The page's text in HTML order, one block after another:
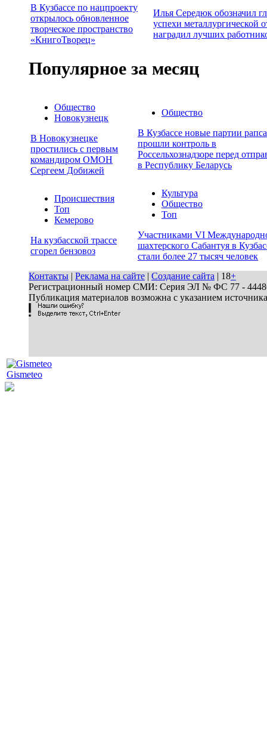
В Кузбассе по нацпроекту
открылось обновленное
творческое пространство
«КнигоТворец»
Илья Середюк обозначил
успехи металлургической
наградил лучших
Популярное за месяц
Общество
Новокузнецк
В Новокузнецке
простились с первым
командиром ОМОН
Сергеем Добижей
Общество
В Кузбассе новые партии рапса
прошли контроль в
Россельхознадзоре перед
в Республику Беларусь
Происшествия
Топ
Кемерово
На кузбасской трассе
сгорел бензовоз
Культура
Общество
Топ
Участниками VI
шахтерского Сабантуя в
стали более 27 тысяч человек
Контакты | Реклама на сайте | Создание сайта | 18+
Регистрационный номер СМИ: Серия ЭЛ № ФС 77 - 44486
Публикация материалов возможна с указанием
Gismeteo